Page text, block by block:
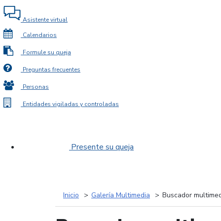
Asistente virtual
Calendarios
Formule su queja
Preguntas frecuentes
Personas
Entidades vigiladas y controladas
Presente su queja
Inicio Galería Multimedia Buscador